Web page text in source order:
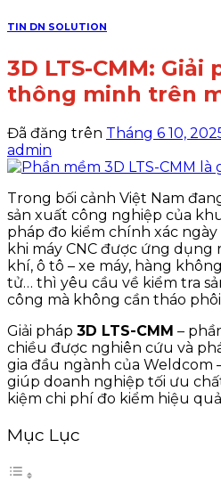
TIN DN SOLUTION
3D LTS-CMM:
thông minh trên
Đã đăng trên Tháng 6 10,
admin
Trong bối cảnh Việt Nam
sản xuất công nghiệp của
pháp đo kiểm chính xác
khi máy CNC được ứng
khí, ô tô – xe máy, hàng
tử… thì yêu cầu về kiểm tra
công mà không cần tháo
Giải pháp 3D LTS-CMM –
chiều được nghiên cứu và
gia đầu ngành của Weldcom
giúp doanh nghiệp tối ưu
kiệm chi phí đo kiểm hiệu
Mục Lục